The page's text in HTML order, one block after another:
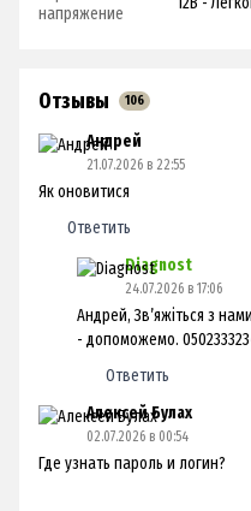
напряжение
Отзывы 106
Андрей
21.07.2026 в 22:55
Як оновитися
Ответить
Diagnost
24.07.2026 в 17:06
Андрей, Звʼяжіться з
- допоможемо.
Ответить
Алексей Булах
02.07.2026 в 00:54
Где узнать пароль и логин?